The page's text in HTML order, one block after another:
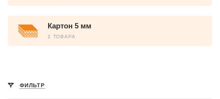
Картон 5 мм
2 ТОВАРА
ФИЛЬТР